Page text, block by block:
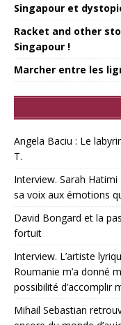
Singapour et
Racket and other
Singapour !
Marcher entre les
Angela Baciu : Le
T.
Interview. Sarah
sa voix aux émotions
David Bongard et la
fortuit
Interview. L’artiste
Roumanie m’a donné
possibilité d’accomplir
Mihail Sebastian